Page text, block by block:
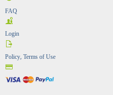
FAQ
Login
Policy, Terms of Use